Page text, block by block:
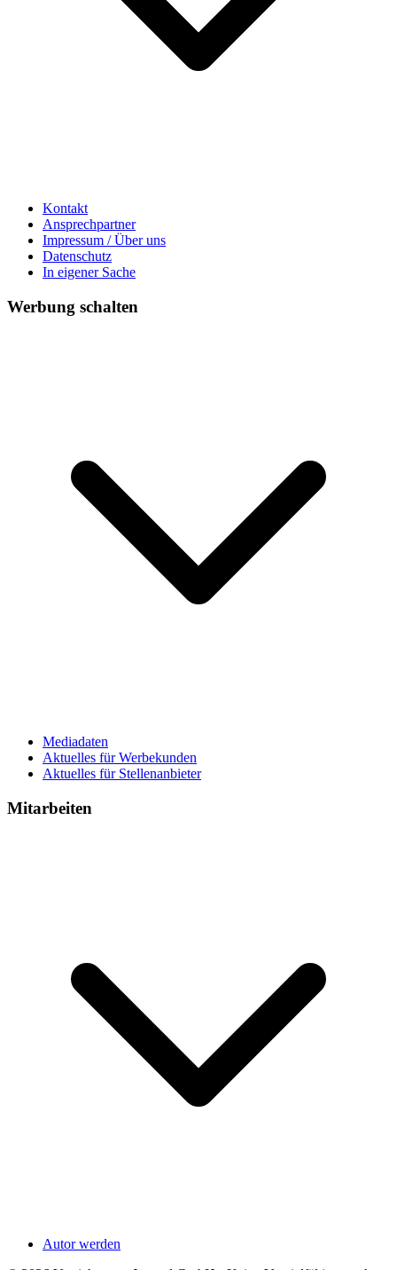
Kontakt
Ansprechpartner
Impressum / Über uns
Datenschutz
In eigener Sache
Werbung schalten
Mediadaten
Aktuelles für Werbekunden
Aktuelles für Stellenanbieter
Mitarbeiten
Autor werden